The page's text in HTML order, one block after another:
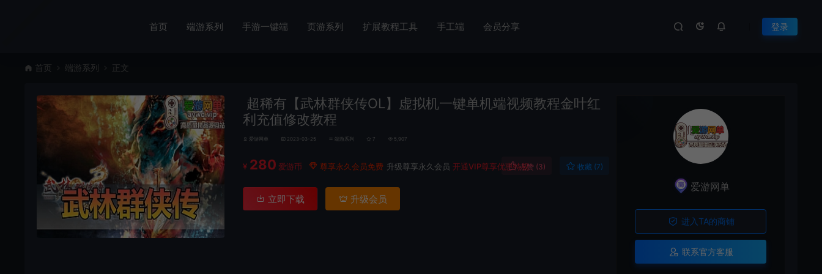
首页 端游系列 手游一键端 页游系列 扩展教程工具 手工端 会员分享 登录
首页 端游系列 正文
超稀有【武林群侠传OL】虚拟机一键单机端视频教程金叶红
利充值修改教程
爱游网单 2023-03-25 端游系列 7 5,907
¥ 280 爱游币 尊享永久会员免费 升级尊享永久会员 开通VIP尊享优惠特权
点赞 (3) 收藏 (7)
立即下载 升级会员
爱游网单
进入TA的商铺
联系官方客服